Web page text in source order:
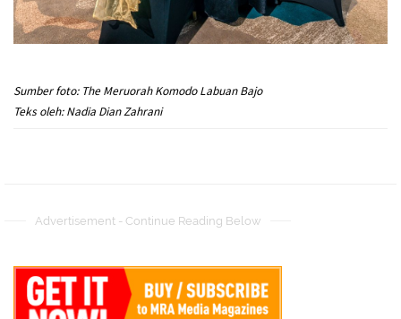
Sumber foto: The Meruorah Komodo Labuan Bajo
Teks oleh: Nadia Dian Zahrani
Advertisement - Continue Reading Below